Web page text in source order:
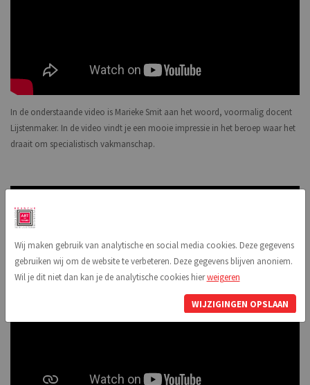
In de onderstaande video is Marieke Smit aan het woord, voormalig docent
Lijstenmaker. In de video vindt je een mooie impressie in het beroep waar het
draait om specialistisch vakmanschap.
Wij maken gebruik van analytische en social media cookies. Deze gegevens
gebruiken wij om de website te verbeteren. Deze gegevens blijven anoniem.
Wil je dit niet dan kan je de analytische cookies hierweigeren
WIJZIGINGEN OPSLAAN